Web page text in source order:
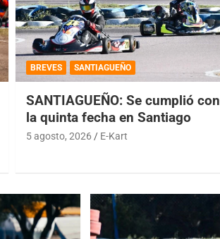
BREVES SANTIAGUEÑO
SANTIAGUEÑO: Se cumplió con
la quinta fecha en Santiago
5 agosto, 2026 E-Kart